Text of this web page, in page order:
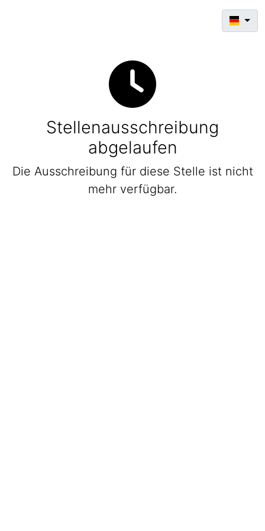
Stellenausschreibung
abgelaufen
Die Ausschreibung für diese Stelle ist nicht
mehr verfügbar.